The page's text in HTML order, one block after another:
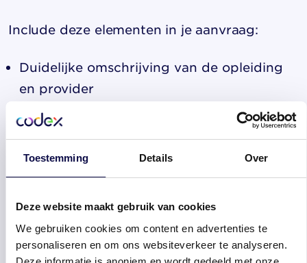
Toestemming Details Over
Deze website maakt gebruik van cookies
We gebruiken cookies om content en advertenties te
personaliseren en om ons websiteverkeer te analyseren.
Include deze elementen in je aanvraag:
Duidelijke omschrijving van de opleiding
en provider
Totale kosten inclusief reiskosten en
materialen
Tijdsinvestering en planning
Verwachte resultaten en meetbare doelen
Toon je commitment door een ontwikkelplan
te maken waarin je beschrijft hoe je de
nieuwe kennis gaat delen met collega’s.